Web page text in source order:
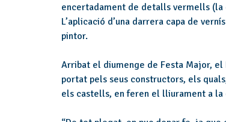
encertadament de detalls vermells
L’aplicació d’una darrera capa de
pintor.
Arribat el diumenge de Festa Major,
portat pels seus constructors, els
els castells, en feren el lliurament a la